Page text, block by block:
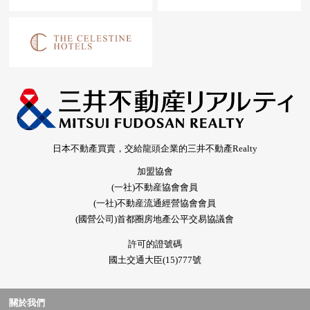
日本不動產買賣，交給龍頭企業的三井不動產Realty
加盟協會
(一社)不動産協會會員
(一社)不動産流通經營協會會員
(國營公司)首都圈房地產公平交易協議會
許可的證號碼
國土交通大臣(15)777號
關於我們